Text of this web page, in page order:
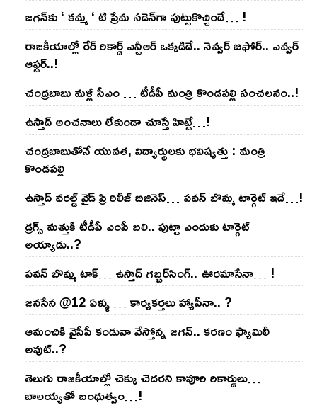
జ‌గ‌న్‌కు ‘ క‌మ్మ ‘ టి ప్రేమ స‌డెన్‌గా పుట్టుకొచ్చిందే… !
రాజ‌కీయాల్లో రేర్ రికార్డ్ ఎన్టీఆర్ ఒక్క‌డిదే.. నెవ్వ‌ర్ బిఫోర్‌.. ఎవ్వ‌ర్
ఆఫ్ట‌ర్‌..!
చంద్ర‌బాబు మ‌ళ్లీ సీఎం … టీడీపీ మంత్రి కొండ‌ప‌ల్లి సంచ‌ల‌నం..!
ఉస్తాద్ అంచ‌నాలు లేకుండా చూస్తే హిట్టే…!
చంద్ర‌బాబుతోనే యువ‌త‌, విద్యార్థుల‌కు భ‌విష్య‌త్తు : మంత్రి
కొండ‌ప‌ల్లి
ఉస్తాద్ వ‌ర‌ల్డ్ వైడ్ ప్రి రిలీజ్ బిజినెస్‌… ప‌వ‌న్ బొమ్మ టార్గెట్ ఇదే…!
డ్రగ్స్ మత్తుకి టీడీపీ ఎంపీ బలి.. పుట్టా ఎందుకు టార్గెట్
అయ్యాడు..?
ప‌వ‌న్ బొమ్మ టాక్‌… ఉస్తాద్ గ‌బ్బ‌ర్‌సింగ్‌.. ఊర‌మాసేనా… !
జనసేన @12 ఏళ్ళు … కార్యకర్తలు హ్యాపీనా.. ?
ఆమంచికి వైసీపీ కండువా వేస్తోన్న జ‌గ‌న్‌.. క‌ర‌ణం ఫ్యామిలీ
అవుట్‌..?
తెలుగు రాజ‌కీయాల్లో చెక్కు చెద‌ర‌ని కావూరి రికార్డులు…
బాల‌య్యతో బంధుత్వం…!